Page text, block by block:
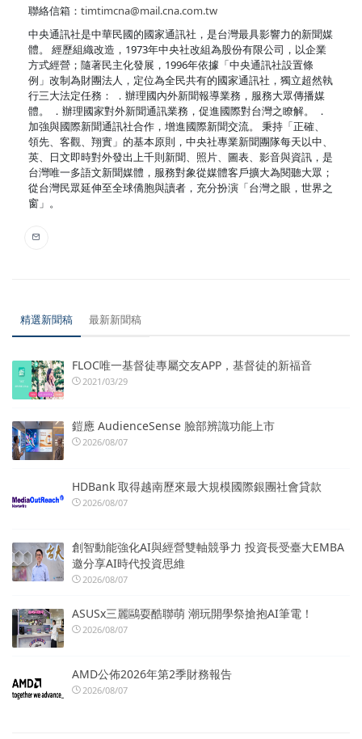
聯絡信箱： timtimcna@mail.cna.com.tw
中央通訊社是中華民國的國家通訊社，是台灣最具影響力的新聞媒
體。 經歷組織改造，1973年中央社改組為股份有限公司，以企業
方式經營；隨著民主化發展，1996年依據「中央通訊社設置條
例」改制為財團法人，定位為全民共有的國家通訊社，獨立超然執
行三大法定任務： ．辦理國內外新聞報導業務，服務大眾傳播媒
體。 ．辦理國家對外新聞通訊業務，促進國際對台灣之瞭解。 ．
加強與國際新聞通訊社合作，增進國際新聞交流。 秉持「正確、
領先、客觀、翔實」的基本原則，中央社專業新聞團隊每天以中、
英、日文即時對外發出上千則新聞、照片、圖表、影音與資訊，是
台灣唯一多語文新聞媒體，服務對象從媒體客戶擴大為閱聽大眾；
從台灣民眾延伸至全球僑胞與讀者，充分扮演「台灣之眼，世界之
窗」。
精選新聞稿 最新新聞稿
FLOC唯一基督徒專屬交友APP，基督徒的新福音
2021/03/29
鎧應 AudienceSense 臉部辨識功能上市
2026/08/07
HDBank 取得越南歷來最大規模國際銀團社會貸款
2026/08/07
創智動能強化AI與經營雙軸競爭力 投資長受臺大EMBA
邀分享AI時代投資思維
2026/08/07
ASUSx三麗鷗耍酷聯萌 潮玩開學祭搶抱AI筆電！
2026/08/07
AMD公佈2026年第2季財務報告
2026/08/07